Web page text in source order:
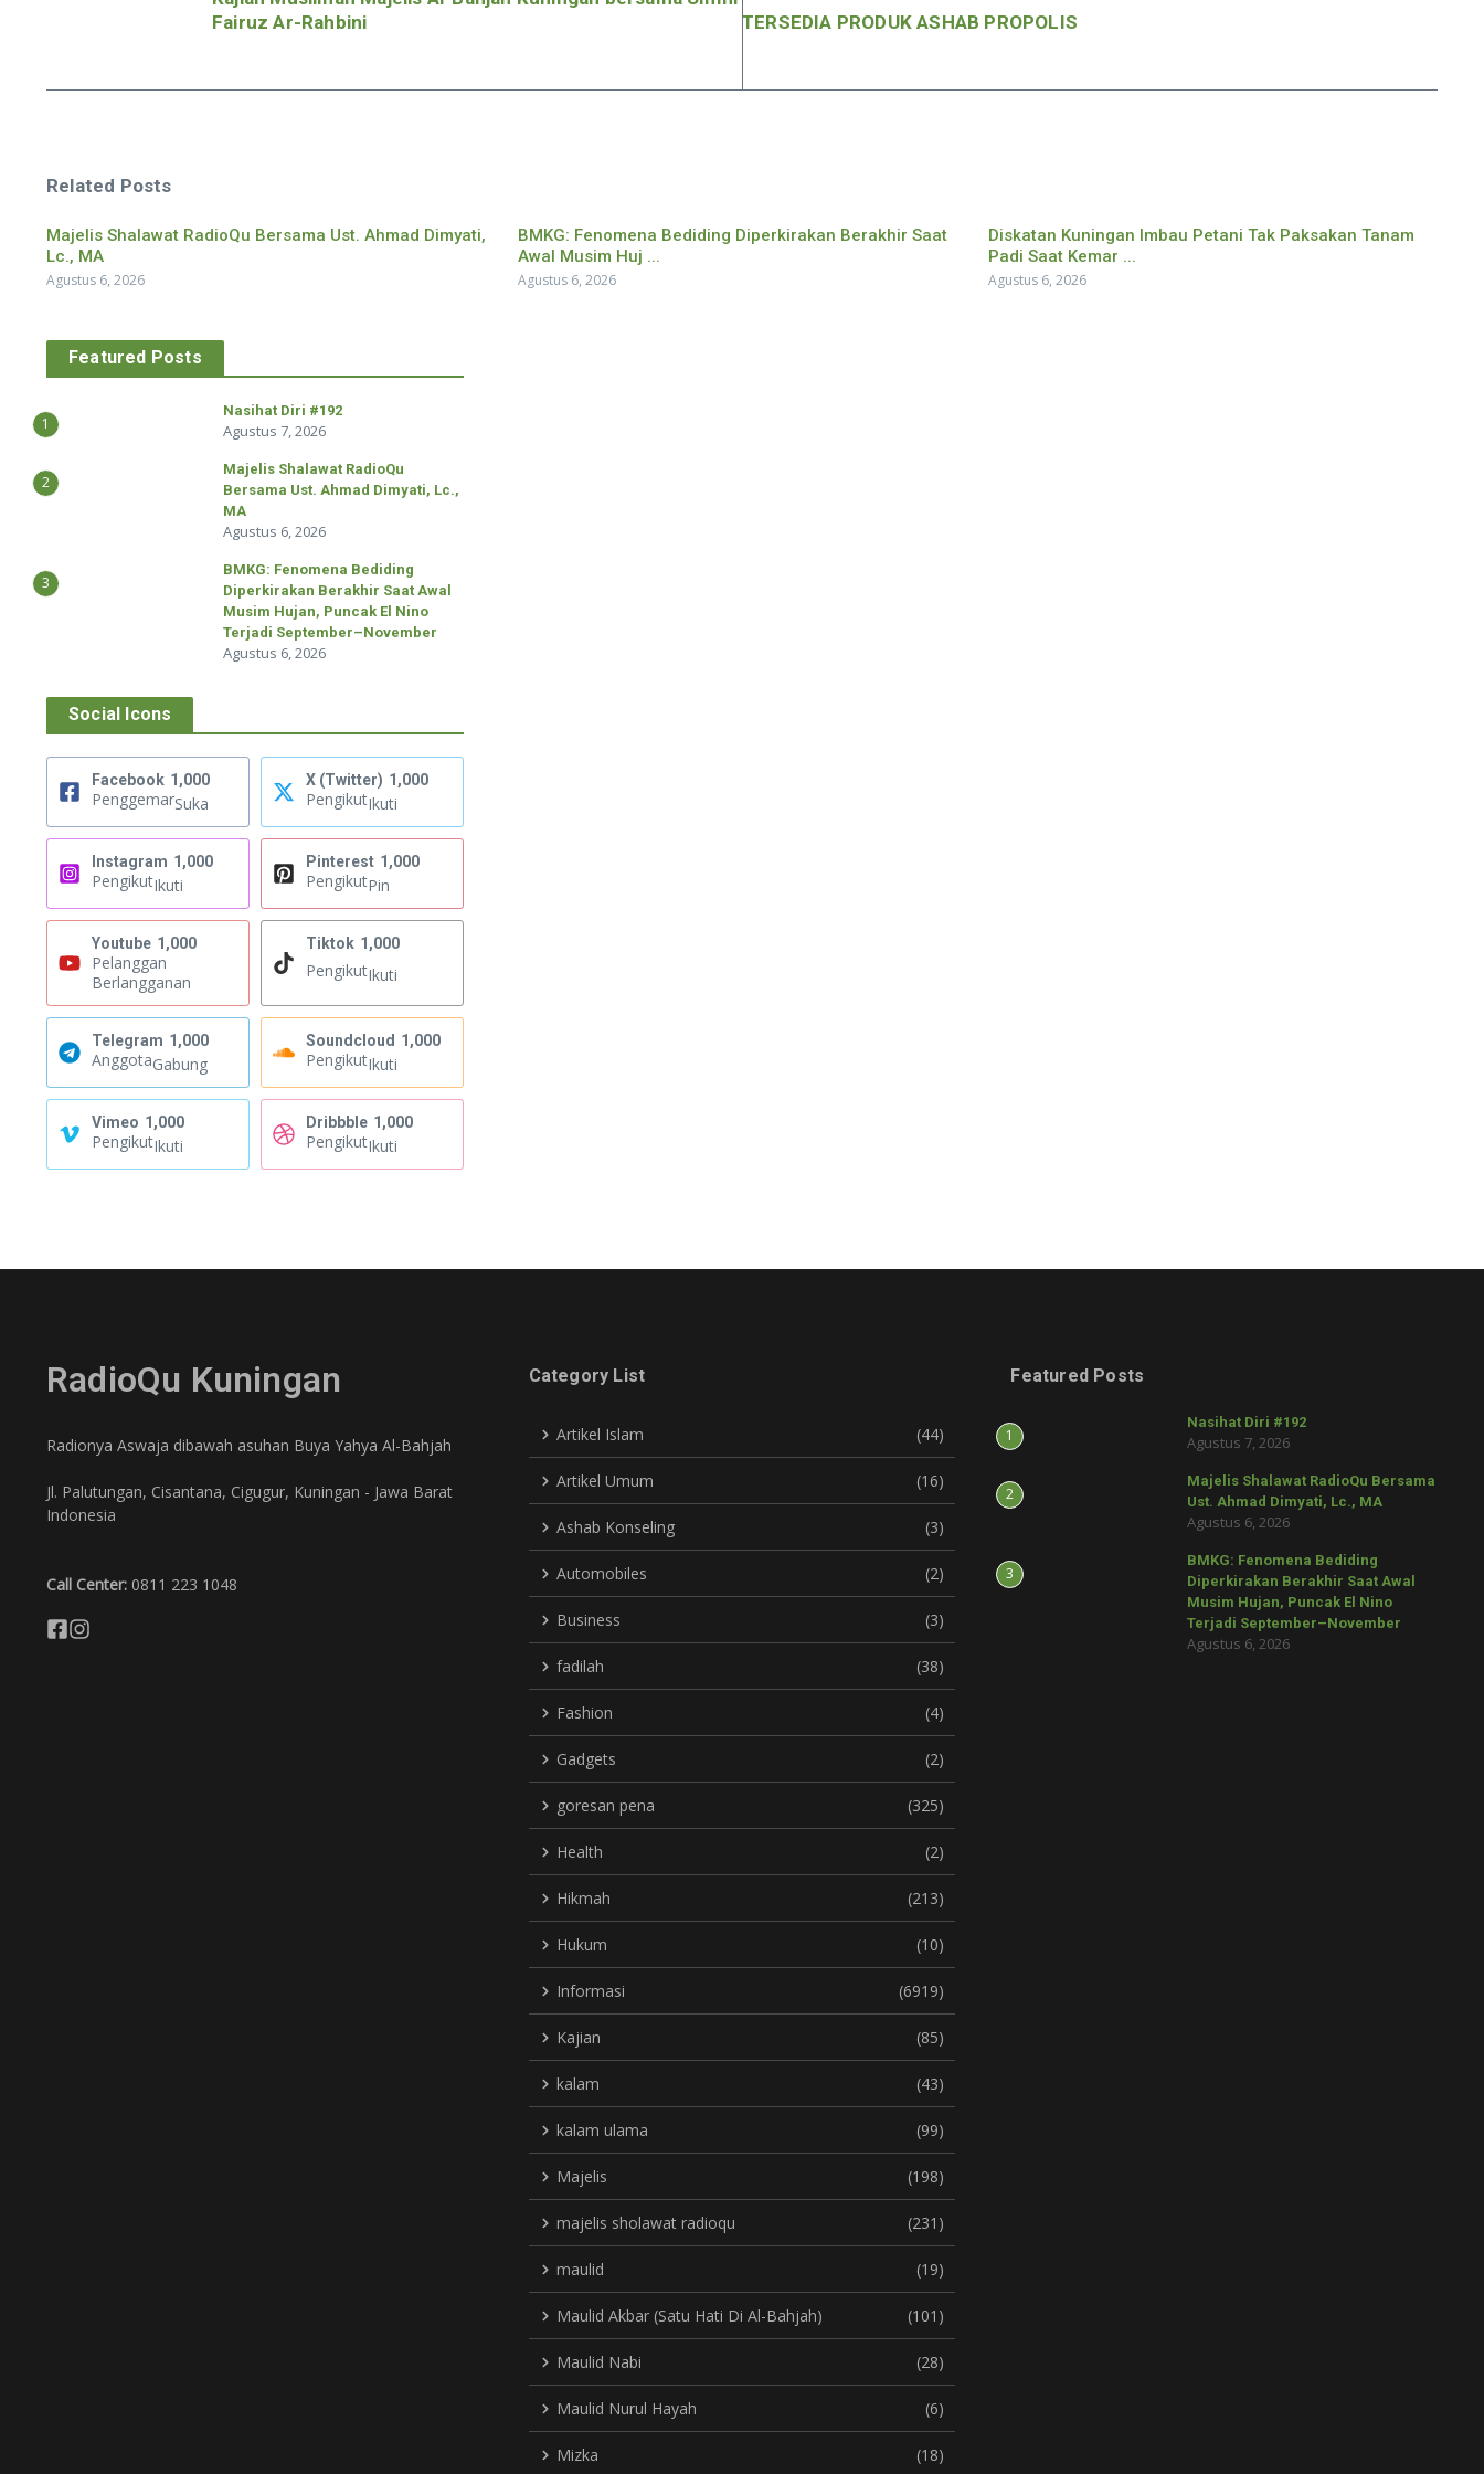
Fairuz Ar-Rahbini
TERSEDIA PRODUK ASHAB PROPOLIS
Related Posts
Majelis Shalawat RadioQu Bersama Ust. Ahmad Dimyati,
Lc., MA
Agustus 6, 2026
BMKG: Fenomena Bediding Diperkirakan Berakhir Saat
Awal Musim Huj ...
Agustus 6, 2026
Diskatan Kuningan Imbau Petani Tak Paksakan Tanam
Padi Saat Kemar ...
Agustus 6, 2026
Featured Posts
1
Nasihat Diri #192
Agustus 7, 2026
2
Majelis Shalawat RadioQu
Bersama Ust. Ahmad Dimyati, Lc.,
MA
Agustus 6, 2026
3
BMKG: Fenomena Bediding
Diperkirakan Berakhir Saat Awal
Musim Hujan, Puncak El Nino
Terjadi September–November
Agustus 6, 2026
Social Icons
Facebook 1,000
PenggemarSuka
X (Twitter) 1,000
PengikutIkuti
Instagram 1,000
PengikutIkuti
Pinterest 1,000
PengikutPin
Youtube 1,000
Pelanggan
Berlangganan
Tiktok 1,000
PengikutIkuti
Telegram 1,000
AnggotaGabung
Soundcloud 1,000
PengikutIkuti
Vimeo 1,000
PengikutIkuti
Dribbble 1,000
PengikutIkuti
RadioQu Kuningan
Radionya Aswaja dibawah asuhan Buya Yahya Al-Bahjah
Jl. Palutungan, Cisantana, Cigugur, Kuningan - Jawa Barat
Indonesia
Call Center: 0811 223 1048
Category List
Artikel Islam (44)
Artikel Umum (16)
Ashab Konseling (3)
Automobiles (2)
Business (3)
fadilah (38)
Fashion (4)
Gadgets (2)
goresan pena (325)
Health (2)
Hikmah (213)
Hukum (10)
Informasi (6919)
Kajian (85)
kalam (43)
kalam ulama (99)
Majelis (198)
majelis sholawat radioqu (231)
maulid (19)
Maulid Akbar (Satu Hati Di Al-Bahjah) (101)
Maulid Nabi (28)
Maulid Nurul Hayah (6)
Mizka (18)
Featured Posts
1
Nasihat Diri #192
Agustus 7, 2026
2
Majelis Shalawat RadioQu Bersama
Ust. Ahmad Dimyati, Lc., MA
Agustus 6, 2026
3
BMKG: Fenomena Bediding
Diperkirakan Berakhir Saat Awal
Musim Hujan, Puncak El Nino
Terjadi September–November
Agustus 6, 2026